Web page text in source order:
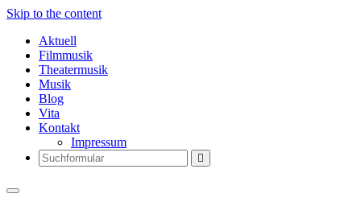
Skip to the content
Aktuell
Filmmusik
Theatermusik
Musik
Blog
Vita
Kontakt
Impressum
Search